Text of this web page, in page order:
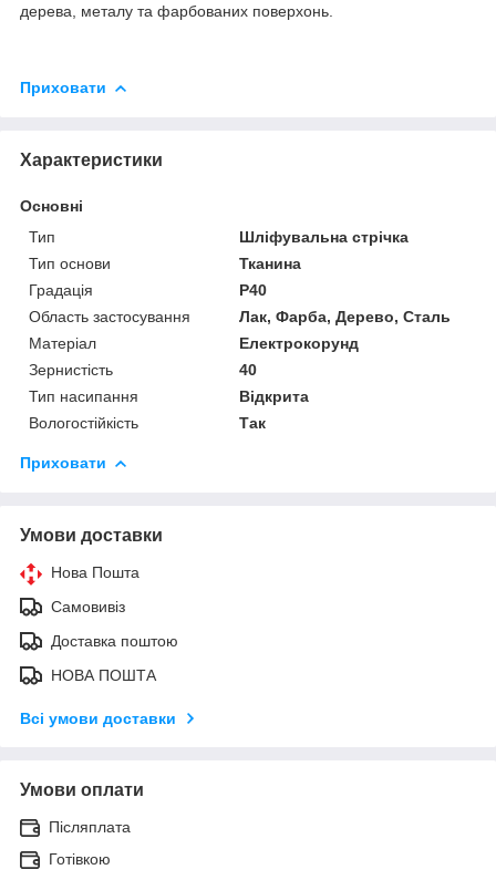
дерева, металу та фарбованих поверхонь.
Приховати
Характеристики
Основні
Тип
Шліфувальна стрічка
Тип основи
Тканина
Градація
Р40
Область застосування
Лак, Фарба, Дерево, Сталь
Матеріал
Електрокорунд
Зернистість
40
Тип насипання
Відкрита
Вологостійкість
Так
Приховати
Умови доставки
Нова Пошта
Самовивіз
Доставка поштою
НОВА ПОШТА
Всі умови доставки
Умови оплати
Післяплата
Готівкою